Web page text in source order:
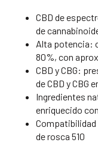
CBD de
de
Alta potencia:
80%, con
CBD y CBG:
de CBD y CBG
Ingredientes
enriquecido
de rosca 510